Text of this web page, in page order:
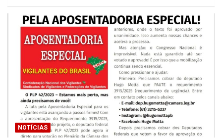
NOTÍCIAS